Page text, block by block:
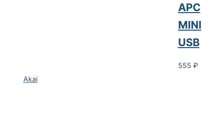
Akai
APC
MINI
USB
555 ₽